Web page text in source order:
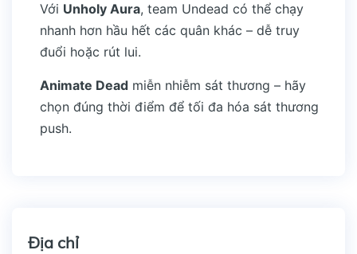
Với Unholy Aura, team Undead có thể chạy
nhanh hơn hầu hết các quân khác – dễ truy
đuổi hoặc rút lui.
Animate Dead miễn nhiễm sát thương – hãy
chọn đúng thời điểm để tối đa hóa sát thương
push.
Địa chỉ